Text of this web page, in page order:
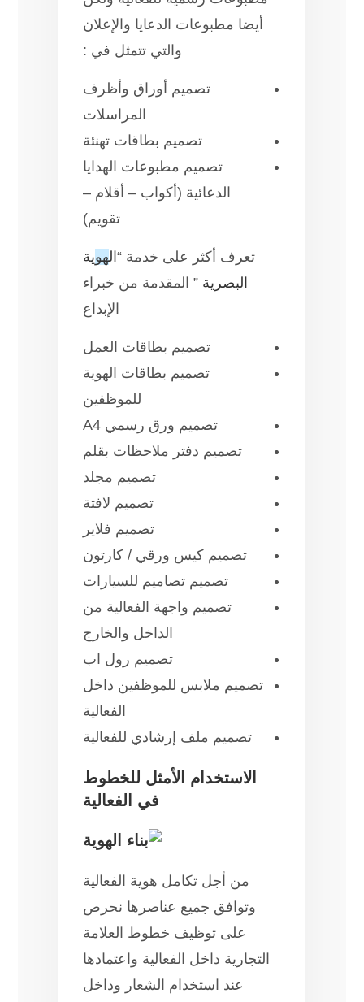
أيضا مطبوعات الدعايا والإعلان
والتي تتمثل في :
تصميم أوراق وأظرف
المراسلات
تصميم بطاقات تهنئة
تصميم مطبوعات الهدايا
الدعائية (أكواب – أقلام –
تقويم)
تعرف أكثر على خدمة “الهوية
البصرية ” المقدمة من خبراء
الإبداع
تصميم بطاقات العمل
تصميم بطاقات الهوية
للموظفين
تصميم ورق رسمي A4
تصميم دفتر ملاحظات بقلم
تصميم مجلد
تصميم لافتة
تصميم فلاير
تصميم كيس ورقي / كارتون
تصميم تصاميم للسيارات
تصميم واجهة الفعالية من
الداخل والخارج
تصميم رول اب
تصميم ملابس للموظفين داخل
الفعالية
تصميم ملف إرشادي للفعالية
الاستخدام الأمثل للخطوط
في الفعالية
من أجل تكامل هوية الفعالية
وتوافق جميع عناصرها نحرص
على توظيف خطوط العلامة
التجارية داخل الفعالية واعتمادها
عند استخدام الشعار وداخل